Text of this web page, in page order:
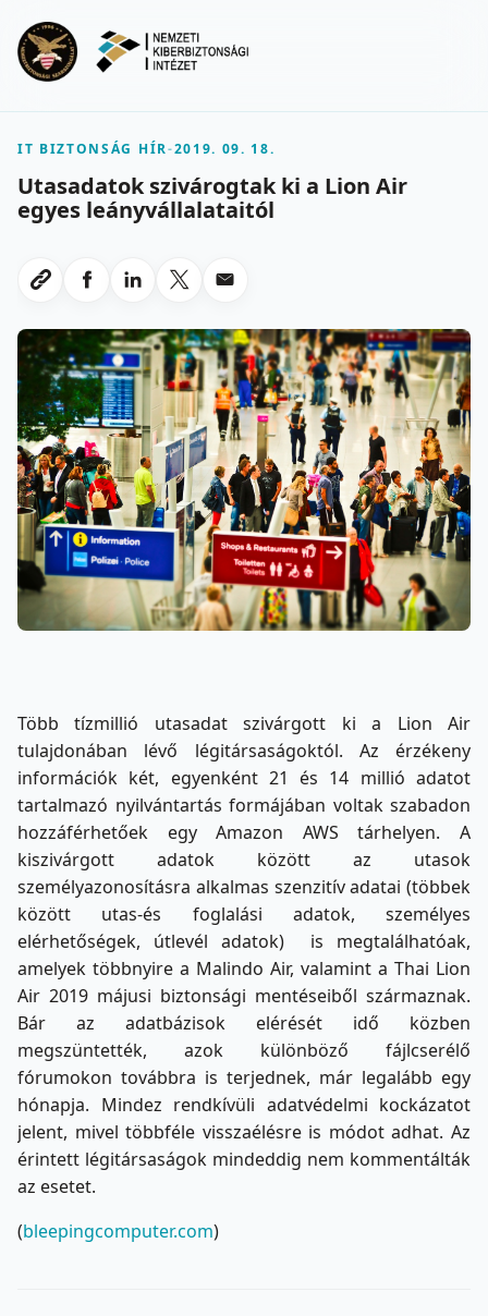
IT BIZTONSÁG HÍR-2019. 09. 18.
Utasadatok szivárogtak ki a Lion Air
egyes leányvállalataitól
Link masolasa
Megosztas Facebookon
Megosztas LinkedInen
Megosztas X-en
Megosztas emailben
Több tízmillió utasadat szivárgott ki a Lion Air
tulajdonában lévő légitársaságoktól. Az érzékeny
információk két, egyenként 21 és 14 millió adatot
tartalmazó nyilvántartás formájában voltak szabadon
hozzáférhetőek egy Amazon AWS tárhelyen. A
kiszivárgott adatok között az utasok
személyazonosításra alkalmas szenzitív adatai (többek
között utas-és foglalási adatok, személyes
elérhetőségek, útlevél adatok) is megtalálhatóak,
amelyek többnyire a Malindo Air, valamint a Thai Lion
Air 2019 májusi biztonsági mentéseiből származnak.
Bár az adatbázisok elérését idő közben
megszüntették, azok különböző fájlcserélő
fórumokon továbbra is terjednek, már legalább egy
hónapja. Mindez rendkívüli adatvédelmi kockázatot
jelent, mivel többféle visszaélésre is módot adhat. Az
érintett légitársaságok mindeddig nem kommentálták
az esetet.
(bleepingcomputer.com)